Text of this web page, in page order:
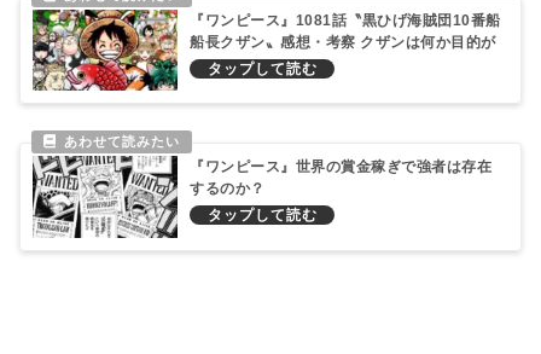
『ワンピース』1081話〝黒ひげ海賊団10番船
船長クザン〟感想・考察 クザンは何か目的が
あって加入したのだろうか？
『ワンピース』世界の賞金稼ぎで強者は存在
するのか？